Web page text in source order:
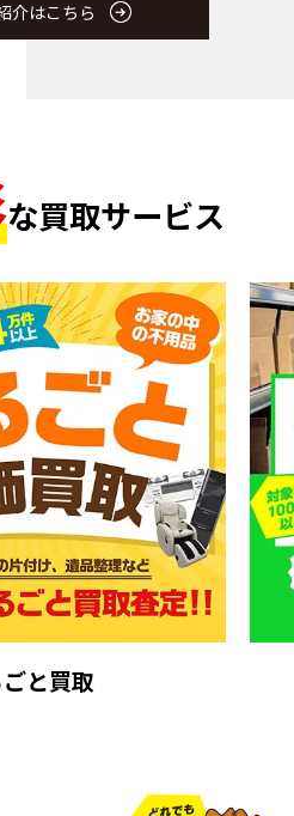
介はこちら
な買取サービス
と買取